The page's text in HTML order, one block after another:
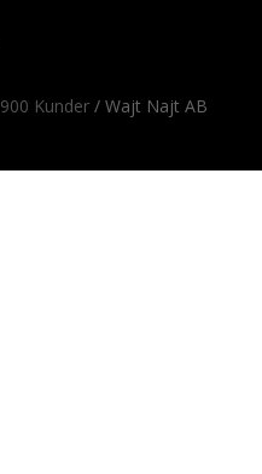
900 Kunder / Wajt Najt AB